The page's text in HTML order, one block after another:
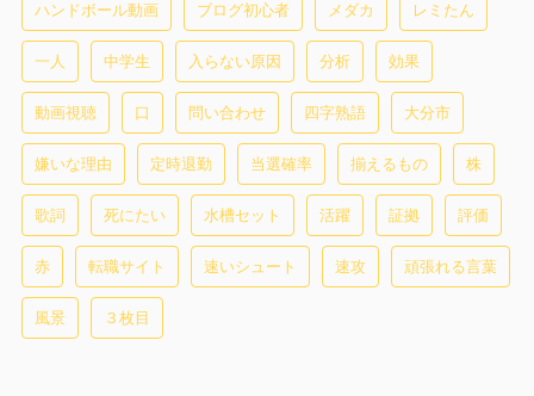
ハンドボール動画 ブログ初心者 メダカ レミたん
一人 中学生 入らない原因 分析 効果
動画視聴 口 問い合わせ 四字熟語 大分市
嫌いな理由 定時退勤 当選確率 揃えるもの 株
歌詞 死にたい 水槽セット 活躍 証拠 評価
赤 転職サイト 速いシュート 速攻 頑張れる言葉
風景 ３枚目